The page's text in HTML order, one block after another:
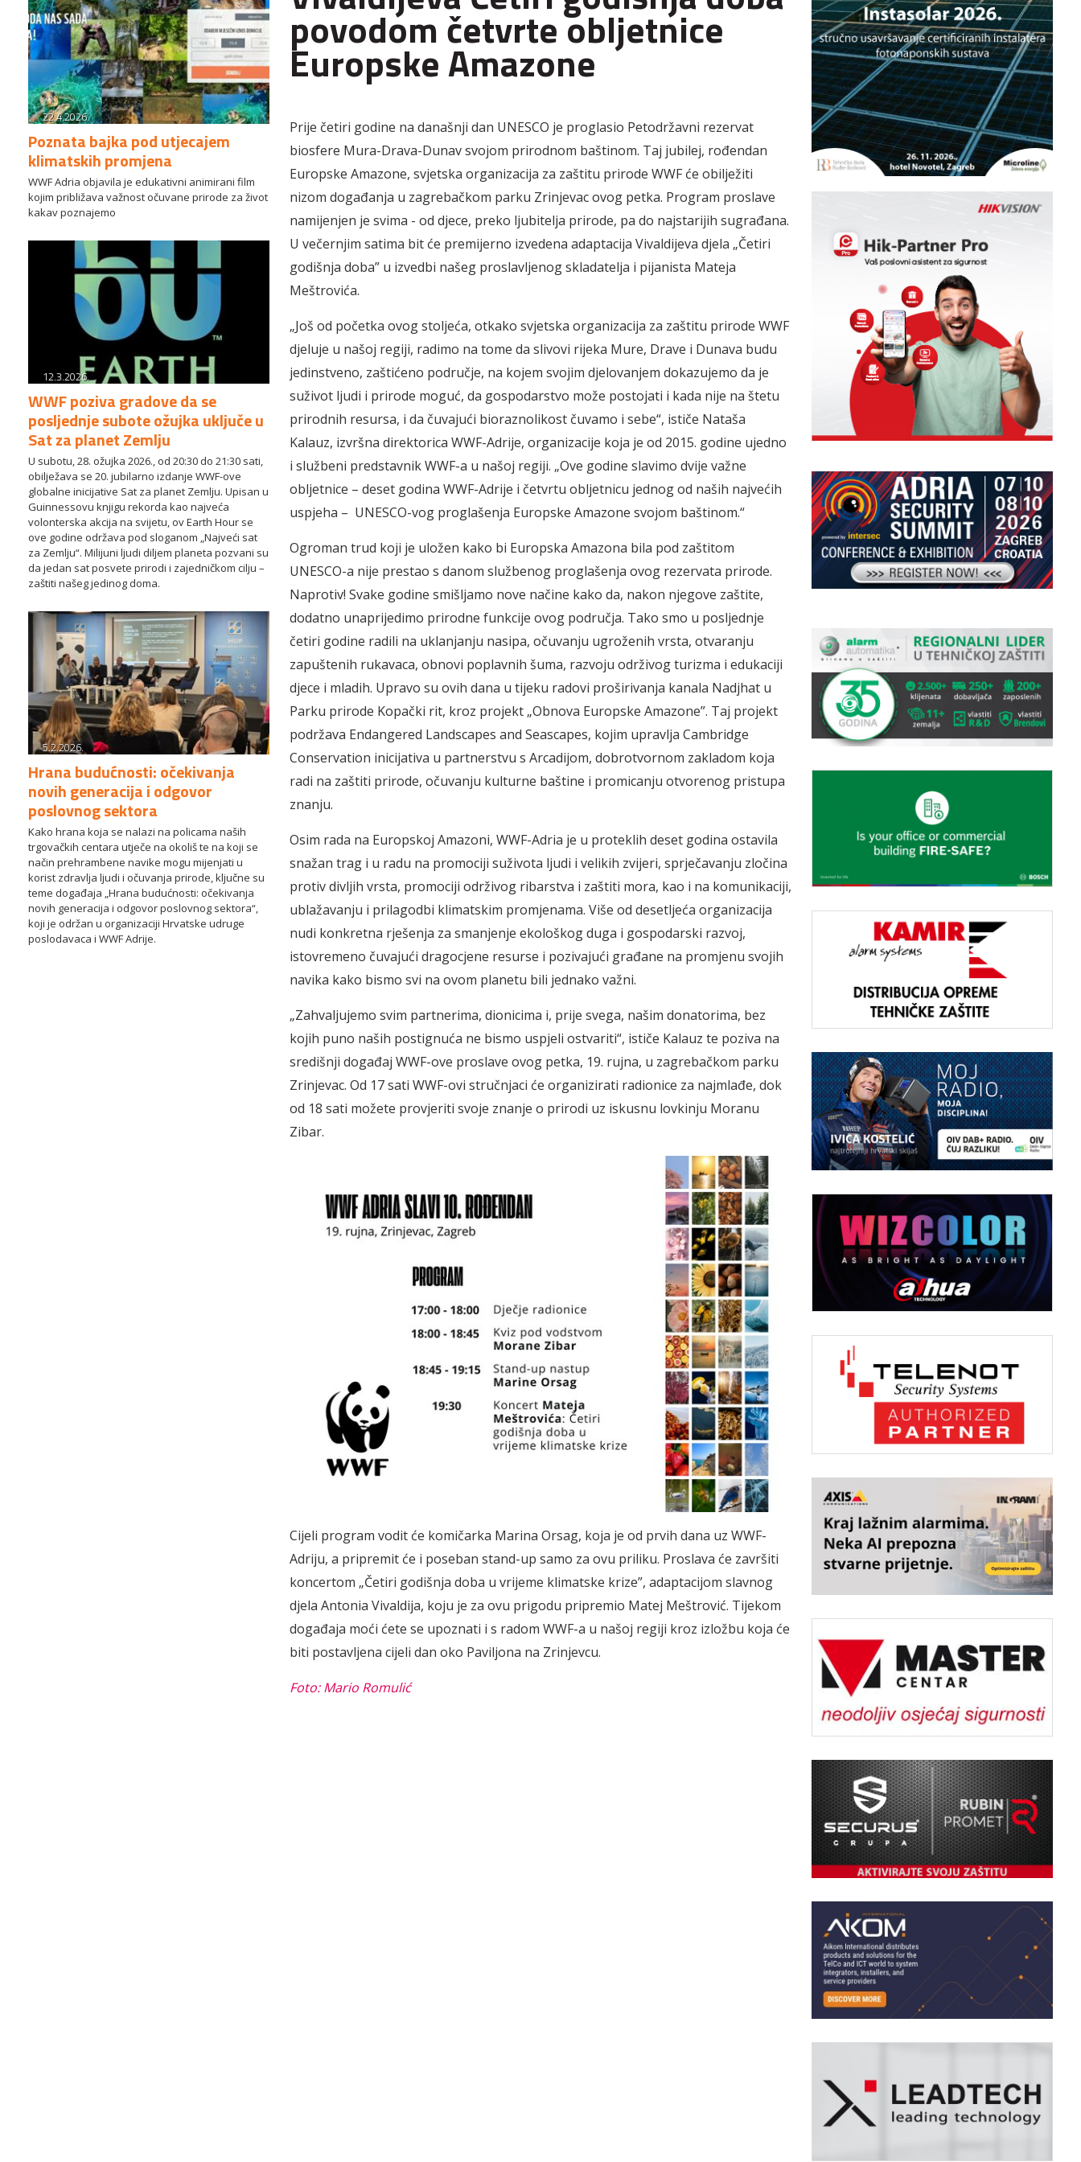
22.4.2026.
Poznata bajka pod utjecajem
klimatskih promjena
WWF Adria objavila je edukativni animirani film
kojim približava važnost očuvane prirode za život
kakav poznajemo
12.3.2026.
WWF poziva gradove da se
posljednje subote ožujka uključe u
Sat za planet Zemlju
U subotu, 28. ožujka 2026., od 20:30 do 21:30 sati,
obilježava se 20. jubilarno izdanje WWF-ove
globalne inicijative Sat za planet Zemlju. Upisan u
Guinnessovu knjigu rekorda kao najveća
volonterska akcija na svijetu, ov Earth Hour se
ove godine održava pod sloganom „Najveći sat
za Zemlju“. Milijuni ljudi diljem planeta pozvani su
da jedan sat posvete prirodi i zajedničkom cilju –
zaštiti našeg jedinog doma.
5.2.2026.
Hrana budućnosti: očekivanja
novih generacija i odgovor
poslovnog sektora
Kako hrana koja se nalazi na policama naših
trgovačkih centara utječe na okoliš te na koji se
način prehrambene navike mogu mijenjati u
korist zdravlja ljudi i očuvanja prirode, ključne su
teme događaja „Hrana budućnosti: očekivanja
novih generacija i odgovor poslovnog sektora“,
koji je održan u organizaciji Hrvatske udruge
poslodavaca i WWF Adrije.
povodom četvrte obljetnice
Europske Amazone
Prije četiri godine na današnji dan UNESCO je proglasio Petodržavni rezervat
biosfere Mura-Drava-Dunav svojom prirodnom baštinom. Taj jubilej, rođendan
Europske Amazone, svjetska organizacija za zaštitu prirode WWF će obilježiti
nizom događanja u zagrebačkom parku Zrinjevac ovog petka. Program proslave
namijenjen je svima - od djece, preko ljubitelja prirode, pa do najstarijih sugrađana.
U večernjim satima bit će premijerno izvedena adaptacija Vivaldijeva djela „Četiri
godišnja doba” u izvedbi našeg proslavljenog skladatelja i pijanista Mateja
Meštrovića.
„Još od početka ovog stoljeća, otkako svjetska organizacija za zaštitu prirode WWF
djeluje u našoj regiji, radimo na tome da slivovi rijeka Mure, Drave i Dunava budu
jedinstveno, zaštićeno područje, na kojem svojim djelovanjem dokazujemo da je
suživot ljudi i prirode moguć, da gospodarstvo može postojati i kada nije na štetu
prirodnih resursa, i da čuvajući bioraznolikost čuvamo i sebe“, ističe Nataša
Kalauz, izvršna direktorica WWF-Adrije, organizacije koja je od 2015. godine ujedno
i službeni predstavnik WWF-a u našoj regiji. „Ove godine slavimo dvije važne
obljetnice – deset godina WWF-Adrije i četvrtu obljetnicu jednog od naših najvećih
uspjeha – UNESCO-vog proglašenja Europske Amazone svojom baštinom.“
Ogroman trud koji je uložen kako bi Europska Amazona bila pod zaštitom
UNESCO-a nije prestao s danom službenog proglašenja ovog rezervata prirode.
Naprotiv! Svake godine smišljamo nove načine kako da, nakon njegove zaštite,
dodatno unaprijedimo prirodne funkcije ovog područja. Tako smo u posljednje
četiri godine radili na uklanjanju nasipa, očuvanju ugroženih vrsta, otvaranju
zapuštenih rukavaca, obnovi poplavnih šuma, razvoju održivog turizma i edukaciji
djece i mladih. Upravo su ovih dana u tijeku radovi proširivanja kanala Nadjhat u
Parku prirode Kopački rit, kroz projekt „Obnova Europske Amazone”. Taj projekt
podržava Endangered Landscapes and Seascapes, kojim upravlja Cambridge
Conservation inicijativa u partnerstvu s Arcadijom, dobrotvornom zakladom koja
radi na zaštiti prirode, očuvanju kulturne baštine i promicanju otvorenog pristupa
znanju.
Osim rada na Europskoj Amazoni, WWF-Adria je u proteklih deset godina ostavila
snažan trag i u radu na promociji suživota ljudi i velikih zvijeri, sprječavanju zločina
protiv divljih vrsta, promociji održivog ribarstva i zaštiti mora, kao i na komunikaciji,
ublažavanju i prilagodbi klimatskim promjenama. Više od desetljeća organizacija
nudi konkretna rješenja za smanjenje ekološkog duga i gospodarski razvoj,
istovremeno čuvajući dragocjene resurse i pozivajući građane na promjenu svojih
navika kako bismo svi na ovom planetu bili jednako važni.
„Zahvaljujemo svim partnerima, dionicima i, prije svega, našim donatorima, bez
kojih puno naših postignuća ne bismo uspjeli ostvariti“, ističe Kalauz te poziva na
središnji događaj WWF-ove proslave ovog petka, 19. rujna, u zagrebačkom parku
Zrinjevac. Od 17 sati WWF-ovi stručnjaci će organizirati radionice za najmlađe, dok
od 18 sati možete provjeriti svoje znanje o prirodi uz iskusnu lovkinju Moranu
Zibar.
Cijeli program vodit će komičarka Marina Orsag, koja je od prvih dana uz WWF-
Adriju, a pripremit će i poseban stand-up samo za ovu priliku. Proslava će završiti
koncertom „Četiri godišnja doba u vrijeme klimatske krize”, adaptacijom slavnog
djela Antonia Vivaldija, koju je za ovu prigodu pripremio Matej Meštrović. Tijekom
događaja moći ćete se upoznati i s radom WWF-a u našoj regiji kroz izložbu koja će
biti postavljena cijeli dan oko Paviljona na Zrinjevcu.
Foto: Mario Romulić